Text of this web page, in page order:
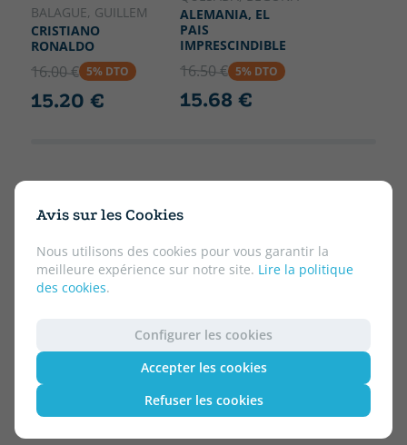
Avis sur les Cookies
Nous utilisons des cookies pour vous garantir la
meilleure expérience sur notre site. Lire la politique
des cookies.
Configurer les cookies
Accepter les cookies
Refuser les cookies
BALAGUE, GUILLEM
CRISTIANO
RONALDO
16.00 € 5% DTO
15.20 €
ALEMANIA, EL
PAIS
IMPRESCINDIBLE
16.50 € 5% DTO
15.68 €